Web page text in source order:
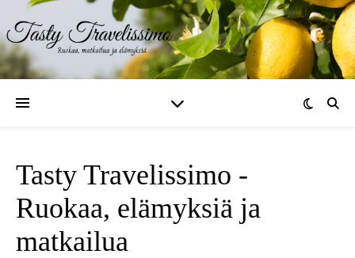
Tasty Travelissimo -
Ruokaa, elämyksiä ja
matkailua